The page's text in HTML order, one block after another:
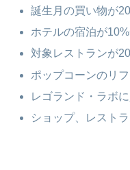
誕生月の買い物が
ホテルの宿泊が
対象レストランが
ポップコーンのリ
レゴランド・ラボ
ショップ、レスト